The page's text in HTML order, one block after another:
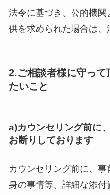
法令に基づき、公的機
供を求められた場合は、
2.ご相談者様に守って
たいこと
a)カウンセリング前に
お断りしております
カウンセリング前に、
身の事情等、詳細な添